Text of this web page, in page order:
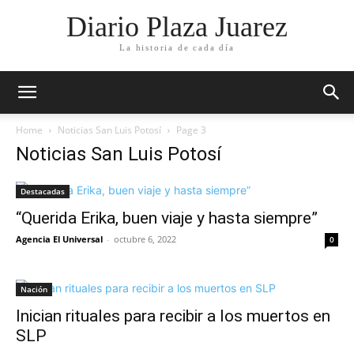
Diario Plaza Juarez
La historia de cada día
Home Noticias San Luis Potosí Page 3
Noticias San Luis Potosí
Destacadas
“Querida Erika, buen viaje y hasta siempre”
Agencia El Universal - octubre 6, 2022 0
Nación
Inician rituales para recibir a los muertos en
SLP